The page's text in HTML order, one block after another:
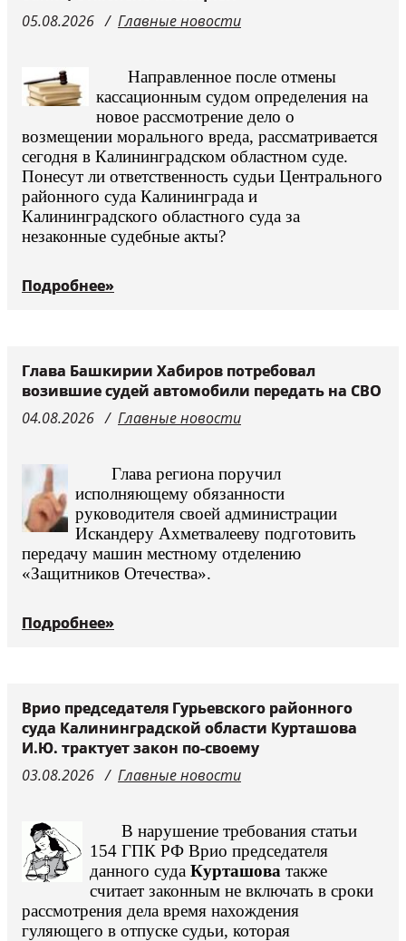
05.08.2026
Главные новости
Направленное после отмены
кассационным судом определения на
новое рассмотрение дело о
возмещении морального вреда, рассматривается
сегодня в Калининградском областном суде.
Понесут ли ответственность судьи Центрального
районного суда Калининграда и
Калининградского областного суда за
незаконные судебные акты?
Подробнее»
Глава Башкирии Хабиров потребовал
возившие судей автомобили передать на СВО
04.08.2026
Главные новости
Глава региона поручил
исполняющему обязанности
руководителя своей администрации
Искандеру Ахметвалееву подготовить
передачу машин местному отделению
«Защитников Отечества».
Подробнее»
Врио председателя Гурьевского районного
суда Калининградской области Курташова
И.Ю. трактует закон по-своему
03.08.2026
Главные новости
В нарушение требования статьи
154 ГПК РФ Врио председателя
данного суда Курташова также
считает законным не включать в сроки
рассмотрения дела время нахождения
гуляющего в отпуске судьи, которая